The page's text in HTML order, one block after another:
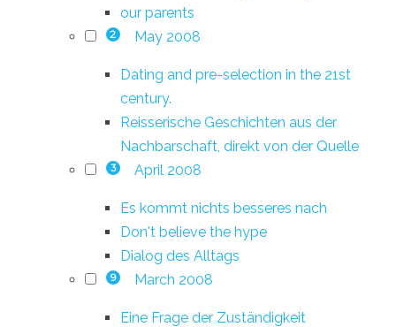
our parents
2 May 2008
Dating and pre-selection in the 21st
century.
Reisserische Geschichten aus der
Nachbarschaft, direkt von der Quelle
3 April 2008
Es kommt nichts besseres nach
Don't believe the hype
Dialog des Alltags
9 March 2008
Eine Frage der Zuständigkeit